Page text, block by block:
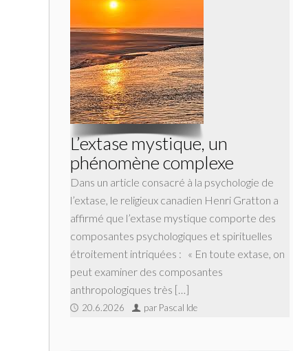
L’extase mystique, un
phénomène complexe
Dans un article consacré à la psychologie de
l’extase, le religieux canadien Henri Gratton a
affirmé que l’extase mystique comporte des
composantes psychologiques et spirituelles
étroitement intriquées : « En toute extase, on
peut examiner des composantes
anthropologiques très […]
20.6.2026 par Pascal Ide